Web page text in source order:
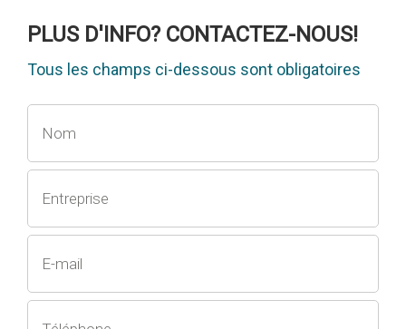
PLUS D'INFO? CONTACTEZ-NOUS!
Tous les champs ci-dessous sont obligatoires